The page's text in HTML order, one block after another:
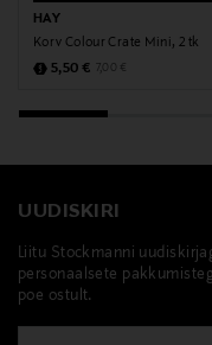
plastist korv,
HAY
Korv Colour Crate Mini, 2 tk
Discounted Price
5,50 € Original Price
7,00 €
UUDISKIRI
Liitu Stockmanni
personaalsete
poe ostult.